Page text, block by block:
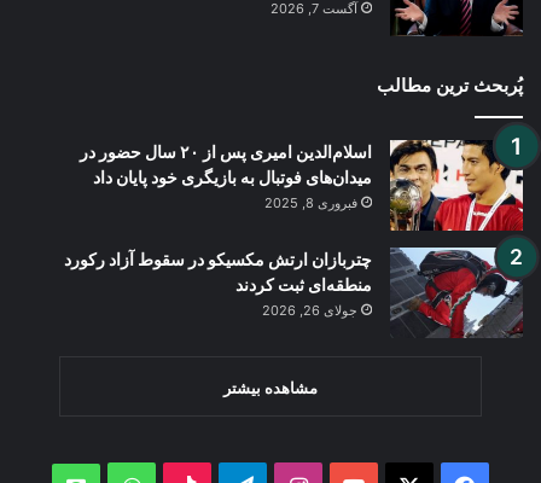
آگست 7, 2026
پُربحث ترین مطالب
اسلام‌الدین امیری پس از ۲۰ سال حضور در
میدان‌های فوتبال به بازیگری خود پایان داد
فبروری 8, 2025
چتربازان ارتش مکسیکو در سقوط آزاد رکورد
منطقه‌ای ثبت کردند
جولای 26, 2026
مشاهده بیشتر